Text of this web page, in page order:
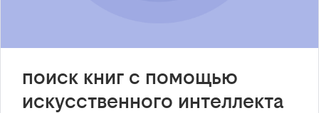
поиск книг с помощью
искусственного интеллекта